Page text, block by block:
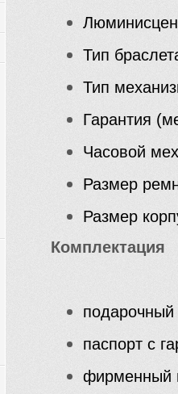
Тип
Тип
Гарантия
Часовой
Размер
Размер
Комплектация
паспорт с
фирменный